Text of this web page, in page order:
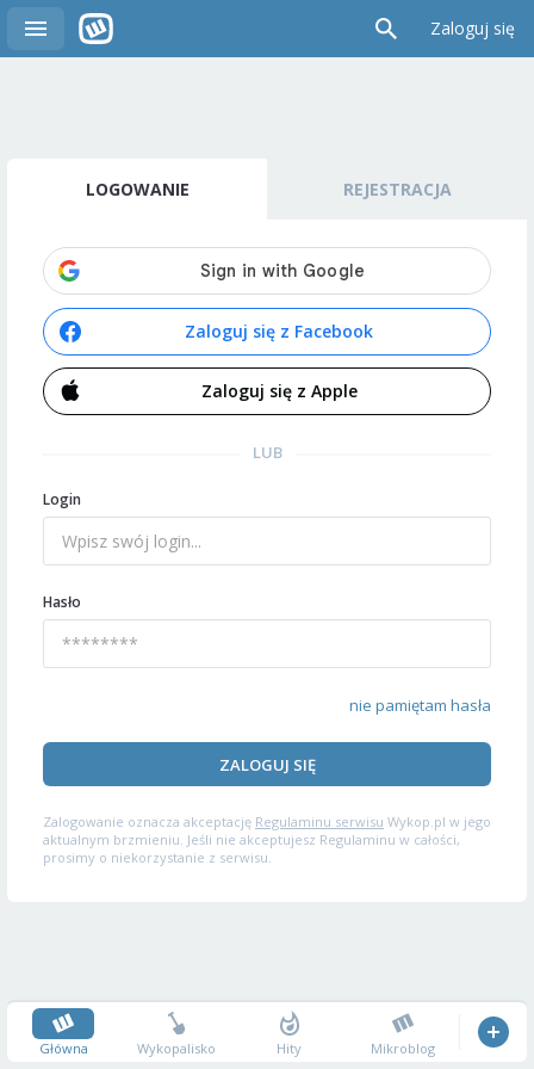
Zaloguj się
LOGOWANIE REJESTRACJA
Zaloguj się z Facebook
Zaloguj się z Apple
LUB
Login
Hasło
nie pamiętam hasła
ZALOGUJ SIĘ
Zalogowanie oznacza akceptację Regulaminu serwisu Wykop.pl w jego
aktualnym brzmieniu. Jeśli nie akceptujesz Regulaminu w całości,
prosimy o niekorzystanie z serwisu.
Główna Wykopalisko Hity Mikroblog